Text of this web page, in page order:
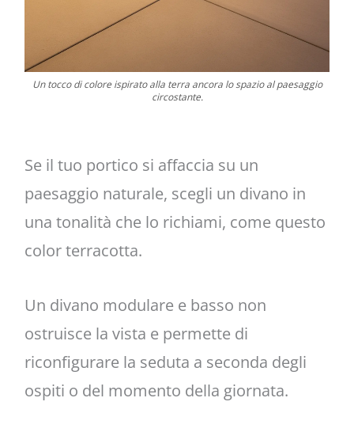
Un tocco di colore ispirato alla terra ancora lo spazio al paesaggio
circostante.
Se il tuo portico si affaccia su un
paesaggio naturale, scegli un divano in
una tonalità che lo richiami, come questo
color terracotta.
Un divano modulare e basso non
ostruisce la vista e permette di
riconfigurare la seduta a seconda degli
ospiti o del momento della giornata.